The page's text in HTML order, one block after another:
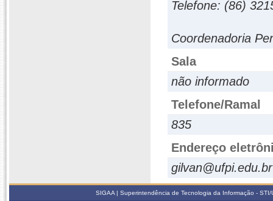
Telefone: (86)
Coordenadoria
Sala
não informado
Telefone/Ramal
835
Endereço
gilvan@ufpi.edu.br
SIGAA | Superintendência de Tecnologia da Informação -